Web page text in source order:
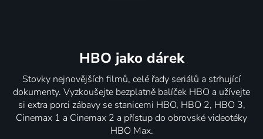
HBO jako dárek
Stovky nejnovějších filmů, celé řady seriálů a strhující
dokumenty. Vyzkoušejte bezplatně balíček HBO a užívejte
si extra porci zábavy se stanicemi HBO, HBO 2, HBO 3,
Cinemax 1 a Cinemax 2 a přístup do obrovské videotéky
HBO Max.